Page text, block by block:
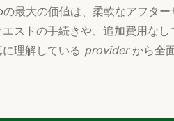
最大の価値は、柔軟なアフター
ストの手続きや、追加費用な
理解している providerから全